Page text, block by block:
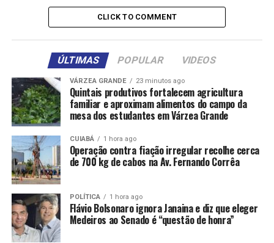
música e bares.
do Estado Islâmico foi encontrada no veículo, o que
levou a uma investigação sobre possíveis ligações com
organizações terroristas, informou o FBI em um
comunicado. O FBI disse que o veículo parecia ter sido
alugado.
O autor do ataque, Shamsud-Din Jabbar, de 42 anos, foi
morto no local, após disparar contra a polícia.
Ele dirigiu de Houston para Nova Orleans em 31 de
dezembro e postou cinco vídeos no Facebook entre
1h29 e 3h02 da manhã do ataque, nos quais dizia apoiar
o Estado Islâmico, o grupo militante islâmico com
combatentes no Iraque e na Síria, informou o FBI.
CLICK TO COMMENT
ÚLTIMAS POPULAR VIDEOS
VÁRZEA GRANDE 23 minutos ago
Quintais produtivos fortalecem agricultura
familiar e aproximam alimentos do campo da
mesa dos estudantes em Várzea Grande
CUIABÁ 1 hora ago
Operação contra fiação irregular recolhe cerca
de 700 kg de cabos na Av. Fernando Corrêa
POLÍTICA 1 hora ago
Flávio Bolsonaro ignora Janaina e diz que eleger
Medeiros ao Senado é “questão de honra”